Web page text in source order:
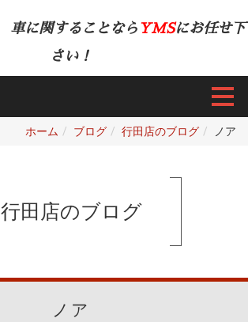
車に関することなら YMSにお任せ下
さい！
ホーム ブログ 行田店のブログ ノア
行田店のブログ
ノア